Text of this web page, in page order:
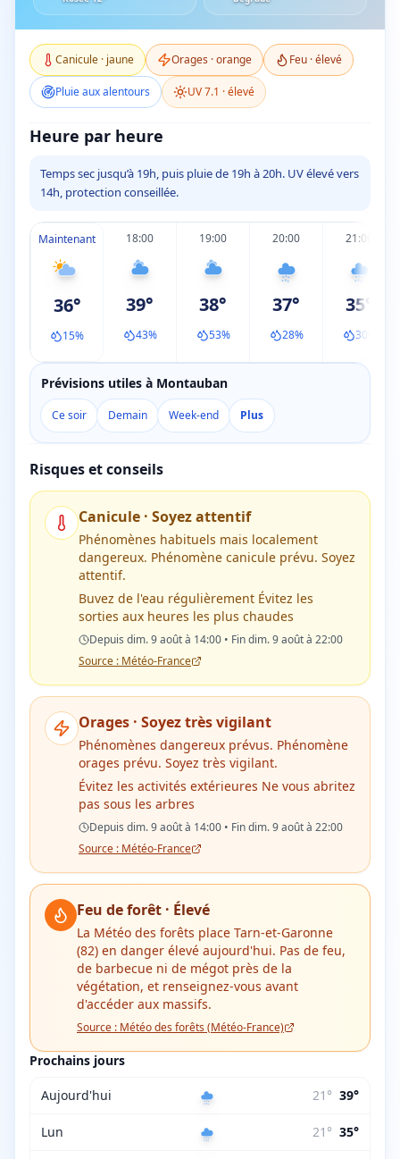
Canicule · jaune Orages ·orange Feu ·élevé
Pluie aux alentours UV7.1 ·élevé
Heure par heure
Temps sec jusqu’à 19h, puis pluie de 19h à 20h. UV élevé vers
14h, protection conseillée.
Maintenant
36°
15%
18:00
39°
43%
19:00
38°
53%
20:00
37°
28%
21:00
35°
30
Prévisions utiles à Montauban
Ce soir Demain Week-end Plus
Risques et conseils
Canicule · Soyez attentif
Phénomènes habituels mais localement
dangereux. Phénomène canicule prévu. Soyez
attentif.
Buvez de l'eau régulièrement Évitez les
sorties aux heures les plus chaudes
Depuis dim. 9 août à 14:00 • Fin dim. 9 août à 22:00
Source : Météo-France
Orages · Soyez très vigilant
Phénomènes dangereux prévus. Phénomène
orages prévu. Soyez très vigilant.
Évitez les activités extérieures Ne vous abritez
pas sous les arbres
Depuis dim. 9 août à 14:00 • Fin dim. 9 août à 22:00
Source : Météo-France
Feu de forêt · Élevé
La Météo des forêts place Tarn-et-Garonne
(82) en danger élevé aujourd'hui. Pas de feu,
de barbecue ni de mégot près de la
végétation, et renseignez-vous avant
d'accéder aux massifs.
Source : Météo des forêts (Météo-France)
Prochains jours
Aujourd'hui 21 ° 39°
Lun 21 ° 35°